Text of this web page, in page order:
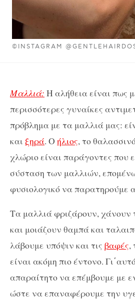
©INSTAGRAM
Μαλλιά: Η αλήθεια είναι πως
περισσότερες γυναίκες
πρόβλημα με τα μαλλιά μας:
και ξηρά. Ο ήλιος, το
χλώριο είναι παράγοντες που
σύσταση των μαλλιών,
φυσιολογικό να παρατηρούμε
Τα μαλλιά φριζάρουν, χάνουν
και μοιάζουν θαμπά και
λάβουμε υπόψιν και τις βαφές,
είναι ακόμη πιο έντονο.
απαραίτητο να επέμβουμε με
ώστε να επαναφέρουμε την